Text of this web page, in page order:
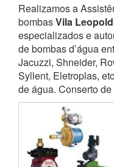
Realizamos a
bombasVila
especializados e
de bombas d’água
Jacuzzi, Shneider,
Syllent, Eletroplas,
de água. Conserto